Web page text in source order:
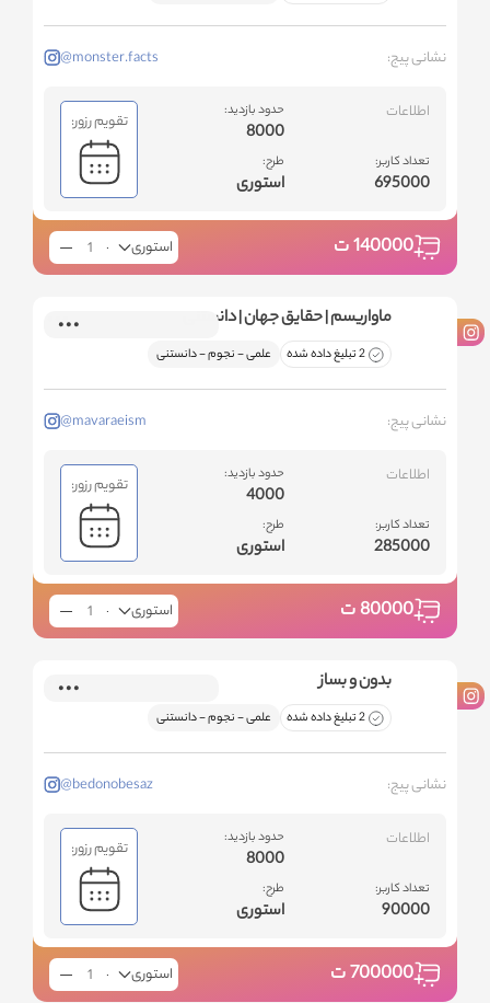
نشانی پیج: @monster.facts
اطلاعات
تعداد کاربر:
695000
حدود بازدید:
8000
طرح:
استوری
تقویم رزور:
140000ت استوری
ماواریسم | حقایق جهان | دانستنی
2 تبلیغ داده شده علمی - نجوم - دانستنی
نشانی پیج: @mavaraeism
اطلاعات
تعداد کاربر:
285000
حدود بازدید:
4000
طرح:
استوری
تقویم رزور:
80000ت استوری
بدون و بساز
2 تبلیغ داده شده علمی - نجوم - دانستنی
نشانی پیج: @bedonobesaz
اطلاعات
تعداد کاربر:
90000
حدود بازدید:
8000
طرح:
استوری
تقویم رزور:
700000ت استوری